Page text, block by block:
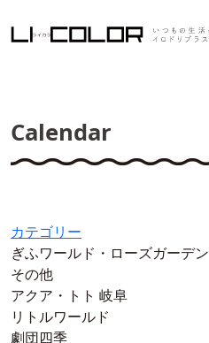
Calendar
カテゴリー
ぎふワールド・ローズガーデン
その他
アクア・トト 岐阜
リトルワールド
劇団四季